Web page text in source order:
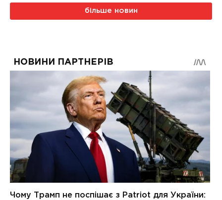
більше новин